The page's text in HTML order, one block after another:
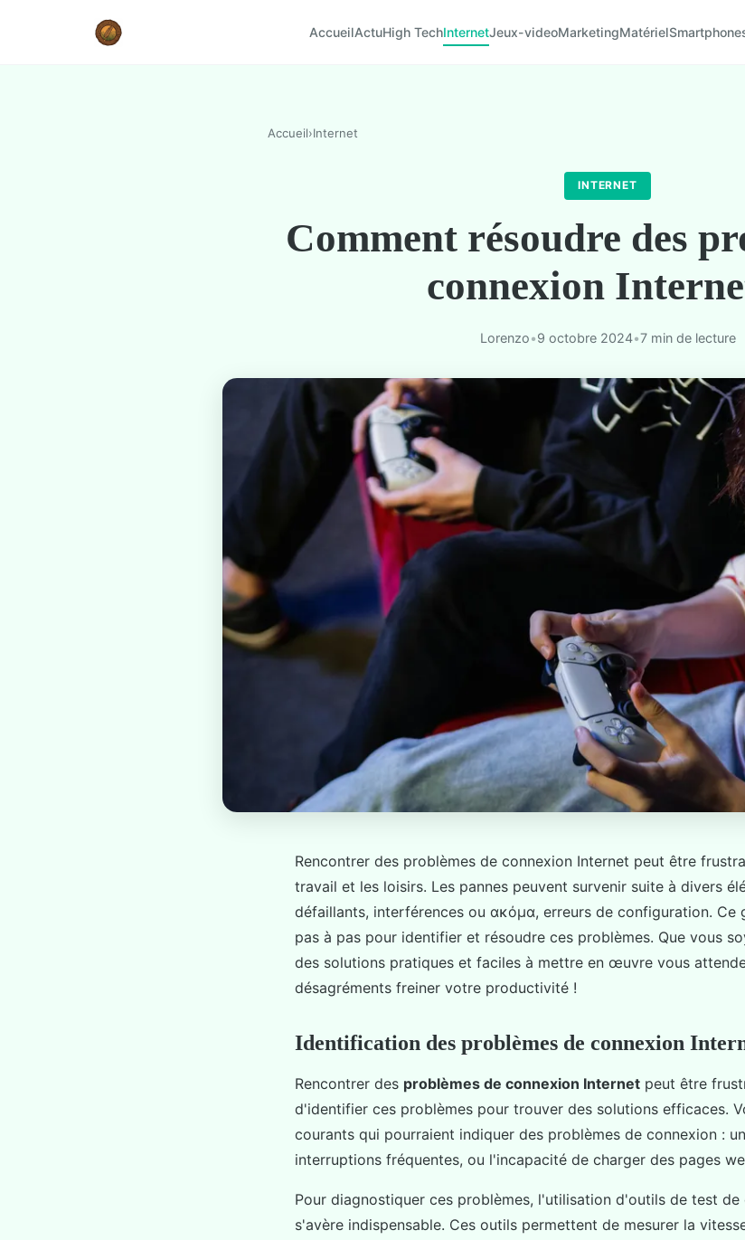
AccueilActuHigh TechInternetJeux-videoMarketingMatériel
Accueil›Internet
INTERNET
Comment résoudre des
connexion
Lorenzo•9 octobre 2024•7 min de lecture
Rencontrer des problèmes de connexion Internet peut être
travail et les loisirs. Les pannes peuvent survenir suite à divers
défaillants, interférences ou ακόμα, erreurs de configuration. Ce
pas à pas pour identifier et résoudre ces problèmes. Que vous
des solutions pratiques et faciles à mettre en œuvre vous
désagréments freiner votre productivité !
Identification des problèmes de connexion
Rencontrer des problèmes de connexion Internet peut être
d'identifier ces problèmes pour trouver des solutions efficaces.
courants qui pourraient indiquer des problèmes de connexion :
interruptions fréquentes, ou l'incapacité de charger des pages
Pour diagnostiquer ces problèmes, l'utilisation d'outils de test de
s'avère indispensable. Ces outils permettent de mesurer la